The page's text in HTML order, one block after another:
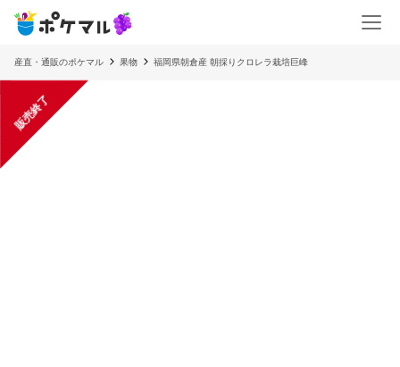
産直・通販のポケマル 果物 福岡県朝倉産 朝採りクロレラ栽培巨峰
販売終了